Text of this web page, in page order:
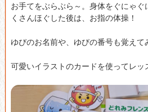
お手てをぶらぶら～。身体をぐにゃぐ
くさんほぐした後は、お指の体操！
ゆびのお名前や、ゆびの番号も覚えて
可愛いイラストのカードを使ってレッ